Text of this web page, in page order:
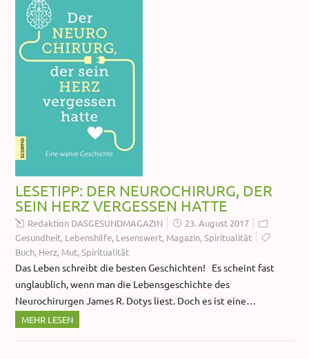
LESETIPP: DER NEUROCHIRURG, DER
SEIN HERZ VERGESSEN HATTE
Redaktion DASGESUNDMAGAZIN
23. August 2017
Gesundheit, Lebenshilfe, Lesenswert, Magazin,Spiritualität
Buch, Herz, Mut,Spiritualität
Das Leben schreibt die besten Geschichten! Es scheint fast
unglaublich, wenn man die Lebensgeschichte des
Neurochirurgen James R. Dotys liest. Doch es ist eine…
MEHR LESEN